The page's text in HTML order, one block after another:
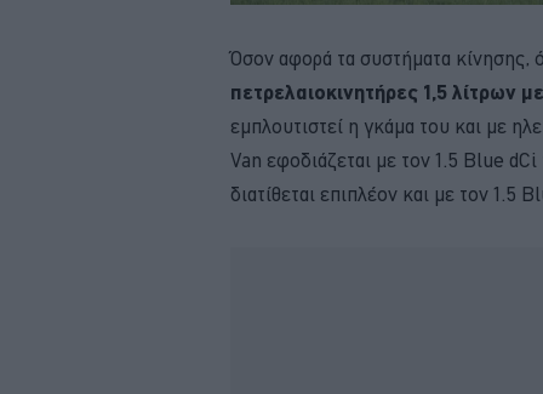
Όσον αφορά τα συστήματα κίνησης,
πετρελαιοκινητήρες 1,5 λίτρων
εμπλουτιστεί η γκάμα του και με
Van εφοδιάζεται με τον 1.5 Blue
διατίθεται επιπλέον και με τον 1.5